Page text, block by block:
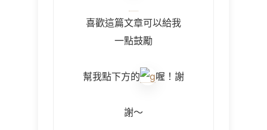
喜歡這篇文章可以給我
一點鼓勵
幫我點下方的 喔！謝
謝～